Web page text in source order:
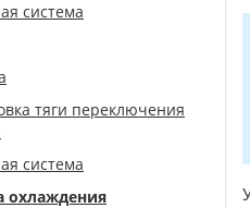
система
тяги переключения
система
охлаждения